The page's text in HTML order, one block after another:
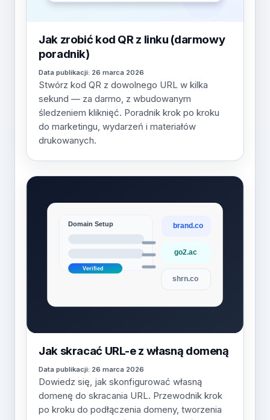
Jak zrobić kod QR z linku (darmowy
poradnik)
Data publikacji: 26 marca 2026
Stwórz kod QR z dowolnego URL w kilka
sekund — za darmo, z wbudowanym
śledzeniem kliknięć. Poradnik krok po kroku
do marketingu, wydarzeń i materiałów
drukowanych.
Jak skracać URL-e z własną domeną
Data publikacji: 26 marca 2026
Dowiedz się, jak skonfigurować własną
domenę do skracania URL. Przewodnik krok
po kroku do podłączenia domeny, tworzenia